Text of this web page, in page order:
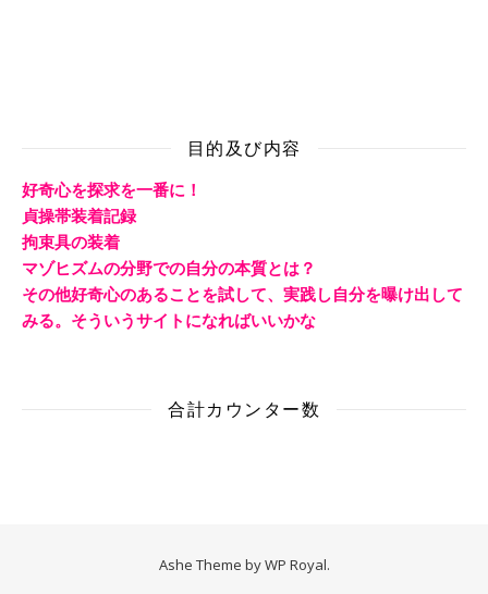
目的及び内容
好奇心を探求を一番に！
貞操帯装着記録
拘束具の装着
マゾヒズムの分野での自分の本質とは？
その他好奇心のあることを試して、実践し自分を曝け出して
みる。そういうサイトになればいいかな
合計カウンター数
Ashe Theme byWP Royal.